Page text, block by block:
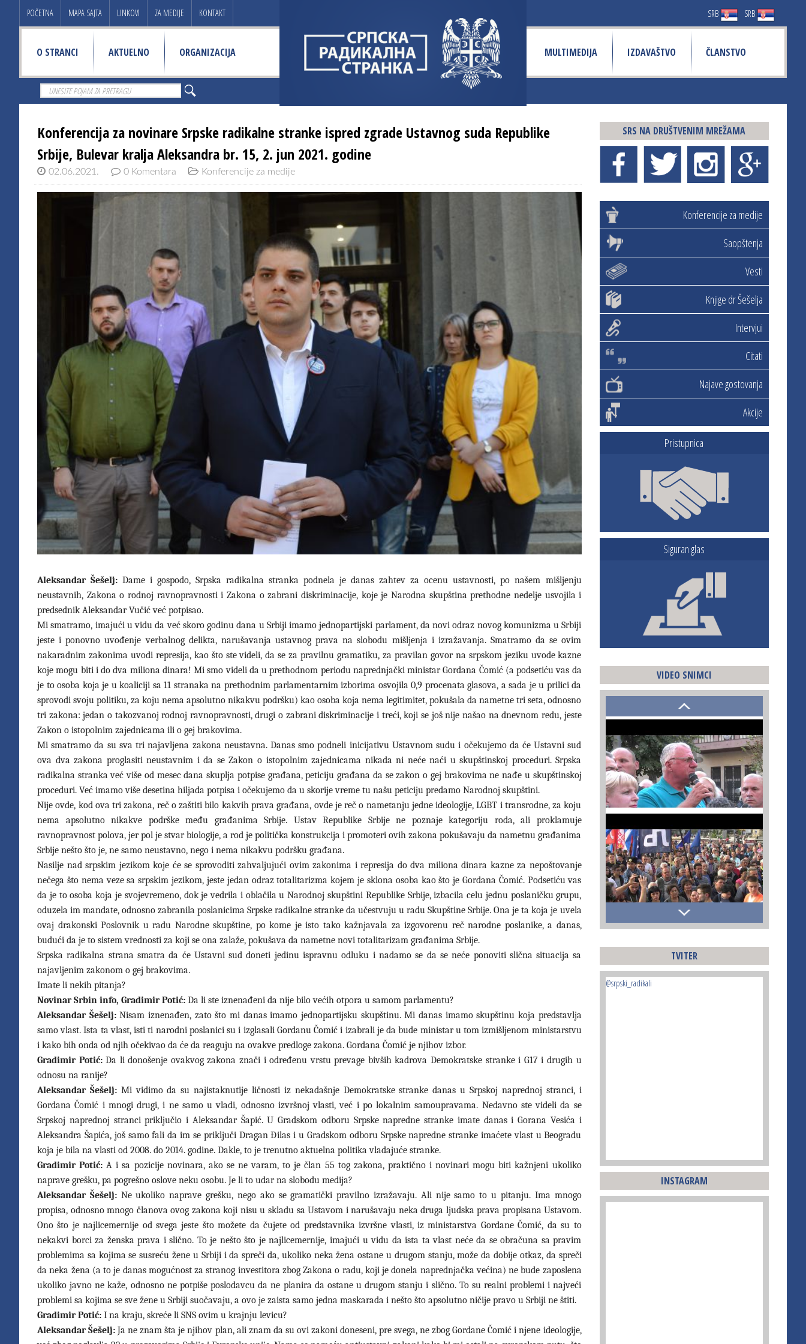
POČETNA MAPA SAJTA LINKOVI ZA MEDIJE KONTAKT SRB SRB
O STRANCI AKTUELNO ORGANIZACIJA MULTIMEDIJA IZDAVAŠTVO ČLANSTVO
Konferencija za novinare Srpske radikalne stranke ispred zgrade Ustavnog suda Republike
Srbije, Bulevar kralja Aleksandra br. 15, 2. jun 2021. godine
02.06.2021. 0 Komentara Konferencije za medije
Aleksandar Šešelj:Dame i gospodo, Srpska radikalna stranka podnela je danas zahtev za ocenu ustavnosti, po našem mišljenju
neustavnih, Zakona o rodnoj ravnopravnosti i Zakona o zabrani diskriminacije, koje je Narodna skupština prethodne nedelje usvojila i
predsednik Aleksandar Vučić već potpisao.
Mi smatramo, imajući u vidu da već skoro godinu dana u Srbiji imamo jednopartijski parlament, da novi odraz novog komunizma u Srbiji
jeste i ponovno uvođenje verbalnog delikta, narušavanja ustavnog prava na slobodu mišljenja i izražavanja. Smatramo da se ovim
nakaradnim zakonima uvodi represija, kao što ste videli, da se za pravilnu gramatiku, za pravilan govor na srpskom jeziku uvode kazne
koje mogu biti i do dva miliona dinara! Mi smo videli da u prethodnom periodu naprednjački ministar Gordana Čomić (a podsetiću vas da
je to osoba koja je u koaliciji sa 11 stranaka na prethodnim parlamentarnim izborima osvojila 0,9 procenata glasova, a sada je u prilici da
sprovodi svoju politiku, za koju nema apsolutno nikakvu podršku) kao osoba koja nema legitimitet, pokušala da nametne tri seta, odnosno
tri zakona: jedan o takozvanoj rodnoj ravnopravnosti, drugi o zabrani diskriminacije i treći, koji se još nije našao na dnevnom redu, jeste
Zakon o istopolnim zajednicama ili o gej brakovima.
Mi smatramo da su sva tri najavljena zakona neustavna. Danas smo podneli inicijativu Ustavnom sudu i očekujemo da će Ustavni sud
ova dva zakona proglasiti neustavnim i da se Zakon o istopolnim zajednicama nikada ni neće naći u skupštinskoj proceduri. Srpska
radikalna stranka već više od mesec dana skuplja potpise građana, peticiju građana da se zakon o gej brakovima ne nađe u skupštinskoj
proceduri. Već imamo više desetina hiljada potpisa i očekujemo da u skorije vreme tu našu peticiju predamo Narodnoj skupštini.
Nije ovde, kod ova tri zakona, reč o zaštiti bilo kakvih prava građana, ovde je reč o nametanju jedne ideologije, LGBT i transrodne, za koju
nema apsolutno nikakve podrške među građanima Srbije. Ustav Republike Srbije ne poznaje kategoriju roda, ali proklamuje
ravnopravnost polova, jer pol je stvar biologije, a rod je politička konstrukcija i promoteri ovih zakona pokušavaju da nametnu građanima
Srbije nešto što je, ne samo neustavno, nego i nema nikakvu podršku građana.
Nasilje nad srpskim jezikom koje će se sprovoditi zahvaljujući ovim zakonima i represija do dva miliona dinara kazne za nepoštovanje
nečega što nema veze sa srpskim jezikom, jeste jedan odraz totalitarizma kojem je sklona osoba kao što je Gordana Čomić. Podsetiću vas
da je to osoba koja je svojevremeno, dok je vedrila i oblačila u Narodnoj skupštini Republike Srbije, izbacila celu jednu poslaničku grupu,
oduzela im mandate, odnosno zabranila poslanicima Srpske radikalne stranke da učestvuju u radu Skupštine Srbije. Ona je ta koja je uvela
ovaj drakonski Poslovnik u radu Narodne skupštine, po kome je isto tako kažnjavala za izgovorenu reč narodne poslanike, a danas,
budući da je to sistem vrednosti za koji se ona zalaže, pokušava da nametne novi totalitarizam građanima Srbije.
Srpska radikalna strana smatra da će Ustavni sud doneti jedinu ispravnu odluku i nadamo se da se neće ponoviti slična situacija sa
najavljenim zakonom o gej brakovima.
Imate li nekih pitanja?
Novinar Srbin info, Gradimir Potić: Da li ste iznenađeni da nije bilo većih otpora u samom parlamentu?
Aleksandar Šešelj:Nisam iznenađen, zato što mi danas imamo jednopartijsku skupštinu. Mi danas imamo skupštinu koja predstavlja
samo vlast. Ista ta vlast, isti ti narodni poslanici su i izglasali Gordanu Čomić i izabrali je da bude ministar u tom izmišljenom ministarstvu
i kako bih onda od njih očekivao da će da reaguju na ovakve predloge zakona. Gordana Čomić je njihov izbor.
Gradimir Potić:Da li donošenje ovakvog zakona znači i određenu vrstu prevage bivših kadrova Demokratske stranke i G17 i drugih u
odnosu na ranije?
Aleksandar Šešelj: Mi vidimo da su najistaknutije ličnosti iz nekadašnje Demokratske stranke danas u Srpskoj naprednoj stranci, i
Gordana Čomić i mnogi drugi, i ne samo u vladi, odnosno izvršnoj vlasti, već i po lokalnim samoupravama. Nedavno ste videli da se
Srpskoj naprednoj stranci priključio i Aleksandar Šapić. U Gradskom odboru Srpske napredne stranke imate danas i Gorana Vesića i
Aleksandra Šapića, još samo fali da im se priključi Dragan Đilas i u Gradskom odboru Srpske napredne stranke imaćete vlast u Beogradu
koja je bila na vlasti od 2008. do 2014. godine. Dakle, to je trenutno aktuelna politika vladajuće stranke.
Gradimir Potić: A i sa pozicije novinara, ako se ne varam, to je član 55 tog zakona, praktično i novinari mogu biti kažnjeni ukoliko
naprave grešku, pa pogrešno oslove neku osobu. Je li to udar na slobodu medija?
Aleksandar Šešelj:Ne ukoliko naprave grešku, nego ako se gramatički pravilno izražavaju. Ali nije samo to u pitanju. Ima mnogo
propisa, odnosno mnogo članova ovog zakona koji nisu u skladu sa Ustavom i narušavaju neka druga ljudska prava propisana Ustavom.
Ono što je najlicemernije od svega jeste što možete da čujete od predstavnika izvršne vlasti, iz ministarstva Gordane Čomić, da su to
nekakvi borci za ženska prava i slično. To je nešto što je najlicemernije, imajući u vidu da ista ta vlast neće da se obračuna sa pravim
problemima sa kojima se susreću žene u Srbiji i da spreči da, ukoliko neka žena ostane u drugom stanju, može da dobije otkaz, da spreči
da neka žena (a to je danas mogućnost za stranog investitora zbog Zakona o radu, koji je donela naprednjačka većina) ne bude zaposlena
ukoliko javno ne kaže, odnosno ne potpiše poslodavcu da ne planira da ostane u drugom stanju i slično. To su realni problemi i najveći
problemi sa kojima se sve žene u Srbiji suočavaju, a ovo je zaista samo jedna maskarada i nešto što apsolutno ničije pravo u Srbiji ne štiti.
Gradimir Potić: I na kraju, skreće li SNS ovim u krajnju levicu?
Aleksandar Šešelj:Ja ne znam šta je njihov plan, ali znam da su ovi zakoni doneseni, pre svega, ne zbog Gordane Čomić i njene ideologije,
SRS NA DRUŠTVENIM MREŽAMA
Konferencije za medije
Saopštenja
Vesti
Knjige dr Šešelja
Intervjui
Citati
Najave gostovanja
Akcije
Pristupnica
Siguran glas
VIDEO SNIMCI
TVITER
@srpski_radikali
INSTAGRAM